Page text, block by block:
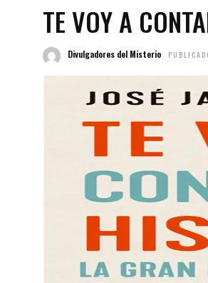
TE VOY A
Divulgadores del Misterio